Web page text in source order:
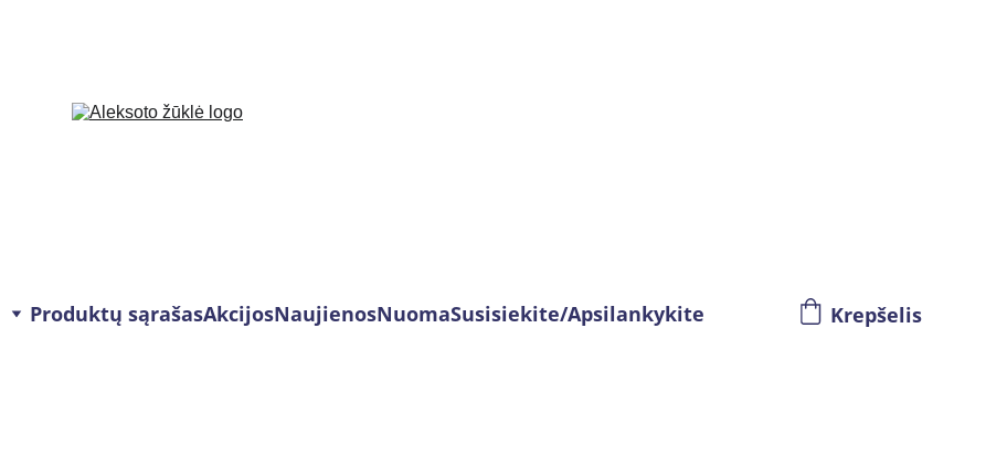
Produktų sąrašasAkcijosNaujienosNuomaSusisiekite/Apsilankykite Krepšelis